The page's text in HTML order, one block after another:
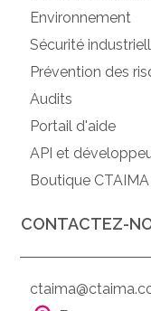
Environnement
Sécurité
Prévention des
Audits
Portail d'aide
API et
Boutique CTAIMA
CONTACTEZ-